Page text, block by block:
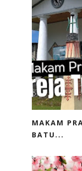
MAKAM
BATU...